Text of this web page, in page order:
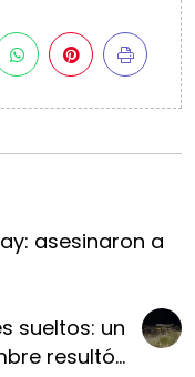
asesinaron a
sueltos: un
resultó...